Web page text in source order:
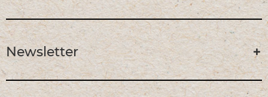
Newsletter